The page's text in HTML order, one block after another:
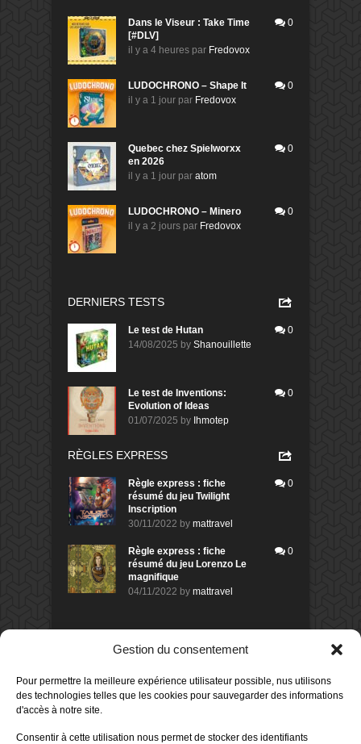
Gestion du consentement
Pour permettre la meilleure expérience utilisateur possible, nus utilisons
des technologies telles que les cookies pour sauvegarder des informations
d'accès à notre site.
Consentir à cette utilisation nous permet de stocker des identifiants
Dans le Viseur : Take Time
[#DLV]
il y a 4 heures par Fredovox
0
LUDOCHRONO – Shape It
il y a 1 jour par Fredovox
0
Quebec chez Spielworxx
en 2026
il y a 1 jour par atom
0
LUDOCHRONO – Minero
il y a 2 jours par Fredovox
0
DERNIERS TESTS
Le test de Hutan
14/08/2025 by Shanouillette
0
Le test de Inventions:
Evolution of Ideas
01/07/2025 by Ihmotep
0
RÈGLES EXPRESS
Règle express : fiche
résumé du jeu Twilight
Inscription
30/11/2022 by mattravel
0
Règle express : fiche
résumé du jeu Lorenzo Le
magnifique
04/11/2022 by mattravel
0
DERNIERS AVIS DES MEMBRES
Avis de
Sur le jeu Collect!
il y a 16 heures
Avis demorlockbob 80%